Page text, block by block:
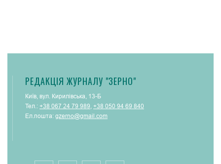
РЕДАКЦІЯ ЖУРНАЛУ "ЗЕРНО"
Київ, вул. Кирилівська, 13-Б
Тел.: +38 067 24 79 989, +38 050 94 69 840
Ел.пошта: gzerno@gmail.com